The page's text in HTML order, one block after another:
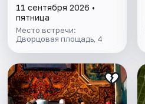
11 сентября 2026 •
пятница
Место встречи:
Дворцовая площадь, 4